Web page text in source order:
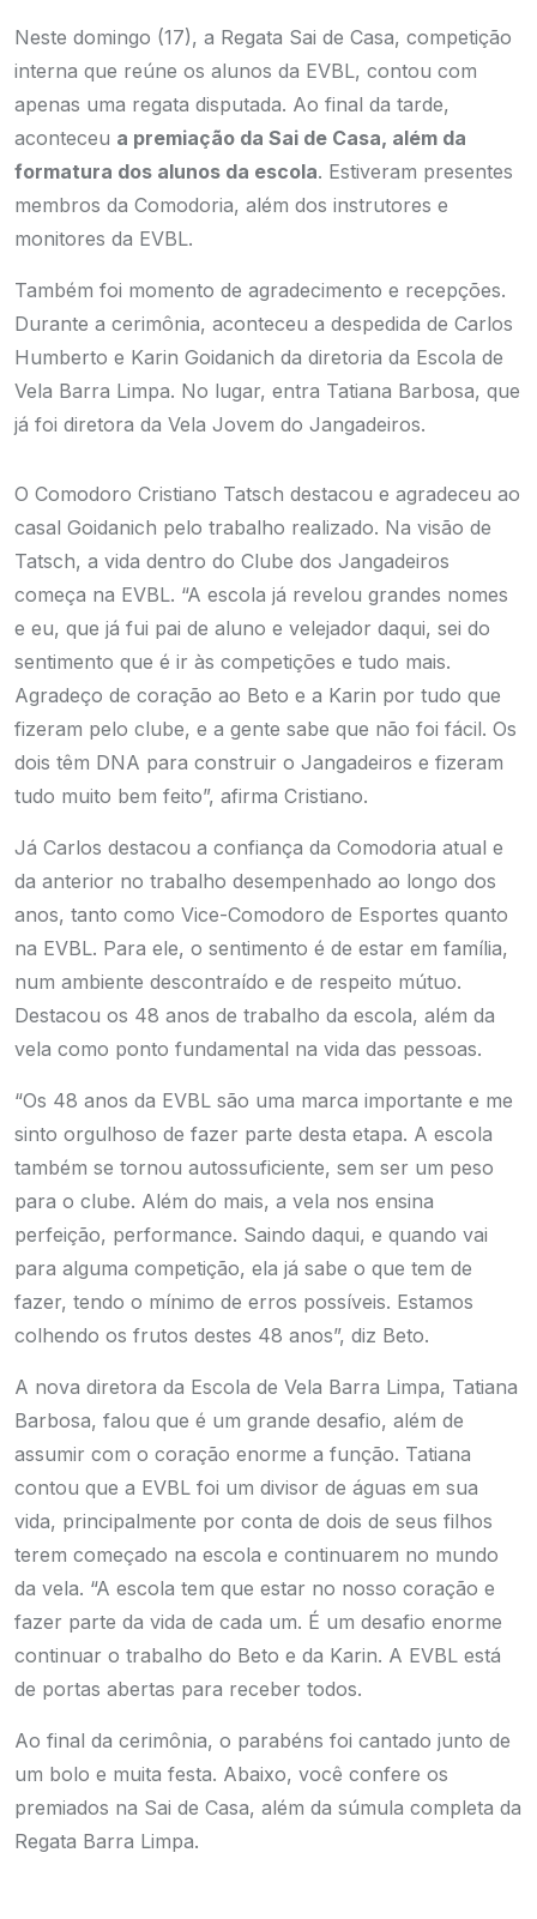
Neste domingo (17), a Regata Sai de Casa, competição
interna que reúne os alunos da EVBL, contou com
apenas uma regata disputada. Ao final da tarde,
aconteceu a premiação da Sai de Casa, além da
formatura dos alunos da escola. Estiveram presentes
membros da Comodoria, além dos instrutores e
monitores da EVBL.
Também foi momento de agradecimento e recepções.
Durante a cerimônia, aconteceu a despedida de Carlos
Humberto e Karin Goidanich da diretoria da Escola de
Vela Barra Limpa. No lugar, entra Tatiana Barbosa, que
já foi diretora da Vela Jovem do Jangadeiros.
O Comodoro Cristiano Tatsch destacou e agradeceu ao
casal Goidanich pelo trabalho realizado. Na visão de
Tatsch, a vida dentro do Clube dos Jangadeiros
começa na EVBL. “A escola já revelou grandes nomes
e eu, que já fui pai de aluno e velejador daqui, sei do
sentimento que é ir às competições e tudo mais.
Agradeço de coração ao Beto e a Karin por tudo que
fizeram pelo clube, e a gente sabe que não foi fácil. Os
dois têm DNA para construir o Jangadeiros e fizeram
tudo muito bem feito”, afirma Cristiano.
Já Carlos destacou a confiança da Comodoria atual e
da anterior no trabalho desempenhado ao longo dos
anos, tanto como Vice-Comodoro de Esportes quanto
na EVBL. Para ele, o sentimento é de estar em família,
num ambiente descontraído e de respeito mútuo.
Destacou os 48 anos de trabalho da escola, além da
vela como ponto fundamental na vida das pessoas.
“Os 48 anos da EVBL são uma marca importante e me
sinto orgulhoso de fazer parte desta etapa. A escola
também se tornou autossuficiente, sem ser um peso
para o clube. Além do mais, a vela nos ensina
perfeição, performance. Saindo daqui, e quando vai
para alguma competição, ela já sabe o que tem de
fazer, tendo o mínimo de erros possíveis. Estamos
colhendo os frutos destes 48 anos”, diz Beto.
A nova diretora da Escola de Vela Barra Limpa, Tatiana
Barbosa, falou que é um grande desafio, além de
assumir com o coração enorme a função. Tatiana
contou que a EVBL foi um divisor de águas em sua
vida, principalmente por conta de dois de seus filhos
terem começado na escola e continuarem no mundo
da vela. “A escola tem que estar no nosso coração e
fazer parte da vida de cada um. É um desafio enorme
continuar o trabalho do Beto e da Karin. A EVBL está
de portas abertas para receber todos.
Ao final da cerimônia, o parabéns foi cantado junto de
um bolo e muita festa. Abaixo, você confere os
premiados na Sai de Casa, além da súmula completa da
Regata Barra Limpa.